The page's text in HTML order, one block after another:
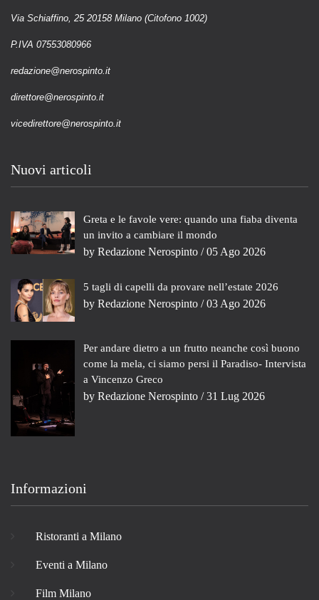
Via Schiaffino, 25 20158 Milano (Citofono 1002)
P.IVA 07553080966
redazione@nerospinto.it
direttore@nerospinto.it
vicedirettore@nerospinto.it
Nuovi articoli
Greta e le favole vere: quando una fiaba diventa
un invito a cambiare il mondo
by Redazione Nerospinto / 05 Ago 2026
5 tagli di capelli da provare nell’estate 2026
by Redazione Nerospinto / 03 Ago 2026
Per andare dietro a un frutto neanche così buono
come la mela, ci siamo persi il Paradiso- Intervista
a Vincenzo Greco
by Redazione Nerospinto / 31 Lug 2026
Informazioni
Ristoranti a Milano
Eventi a Milano
Film Milano